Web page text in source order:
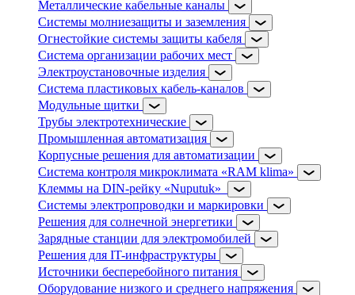
Металлические кабельные каналы
Системы молниезащиты и заземления
Огнестойкие системы защиты кабеля
Система организации рабочих мест
Электроустановочные изделия
Система пластиковых кабель-каналов
Модульные щитки
Трубы электротехнические
Промышленная автоматизация
Корпусные решения для автоматизации
Система контроля микроклимата «RAM klima»
Клеммы на DIN-рейку «Nuputuk»
Системы электропроводки и маркировки
Решения для солнечной энергетики
Зарядные станции для электромобилей
Решения для IT-инфраструктуры
Источники бесперебойного питания
Оборудование низкого и среднего напряжения